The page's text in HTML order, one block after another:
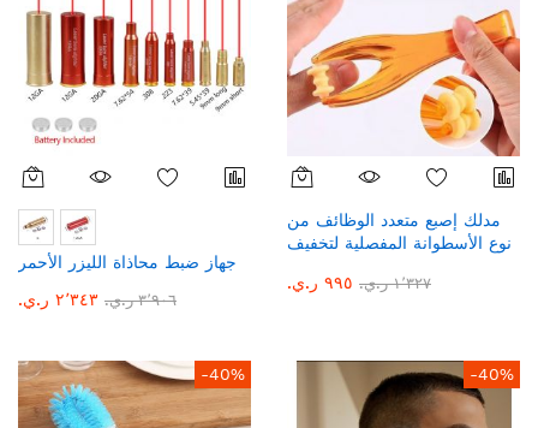
جهاز ضبط محاذاة الليزر الأحمر
٢٬٣٤٣ ر.ي.‏
٣٬٩٠٦ ر.ي.‏
مدلك إصبع متعدد الوظائف من
نوع الأسطوانة المفصلية لتخفيف
٩٩٥ ر.ي.‏
١٬٣٢٧ ر.ي.‏
-40% -40%